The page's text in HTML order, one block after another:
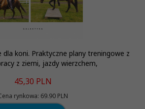
dla koni. Praktyczne plany treningowe z
z ziemi, jazdy wierzchem,
45,30 PLN
rynkowa: 69.90 PLN